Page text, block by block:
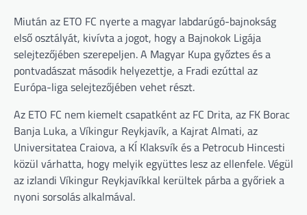
Miután az ETO FC nyerte a magyar labdarúgó-bajnokság
első osztályát, kivívta a jogot, hogy a Bajnokok Ligája
selejtezőjében szerepeljen. A Magyar Kupa győztes és a
pontvadászat második helyezettje, a Fradi ezúttal az
Európa-liga selejtezőjében vehet részt.
Az ETO FC nem kiemelt csapatként az FC Drita, az FK Borac
Banja Luka, a Víkingur Reykjavík, a Kajrat Almati, az
Universitatea Craiova, a KÍ Klaksvík és a Petrocub Hincesti
közül várhatta, hogy melyik együttes lesz az ellenfele. Végül
az izlandi Víkingur Reykjavíkkal kerültek párba a győriek a
nyoni sorsolás alkalmával.